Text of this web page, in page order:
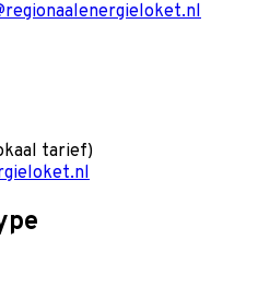
tarief)